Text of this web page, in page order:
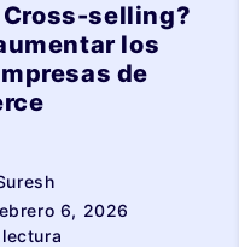
Cross-selling?
los
de
6, 2026